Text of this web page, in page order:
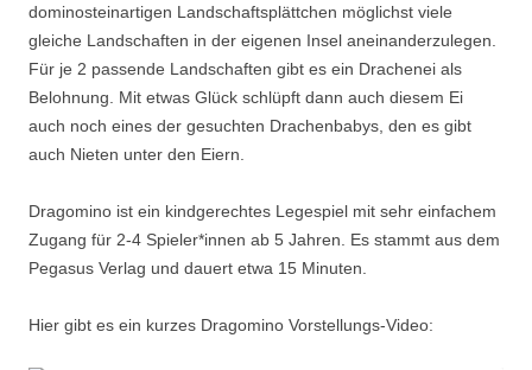
dominosteinartigen Landschaftsplättchen möglichst viele
gleiche Landschaften in der eigenen Insel aneinanderzulegen.
Für je 2 passende Landschaften gibt es ein Drachenei als
Belohnung. Mit etwas Glück schlüpft dann auch diesem Ei
auch noch eines der gesuchten Drachenbabys, den es gibt
auch Nieten unter den Eiern.
Dragomino ist ein kindgerechtes Legespiel mit sehr einfachem
Zugang für 2-4 Spieler*innen ab 5 Jahren. Es stammt aus dem
Pegasus Verlag und dauert etwa 15 Minuten.
Hier gibt es ein kurzes Dragomino Vorstellungs-Video: